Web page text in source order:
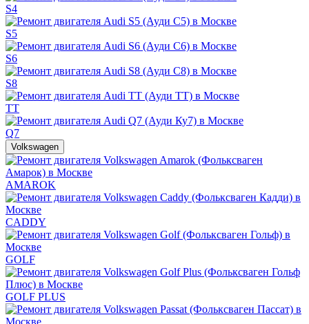
S4
S5
S6
S8
TT
Q7
Volkswagen
AMAROK
CADDY
GOLF
GOLF PLUS